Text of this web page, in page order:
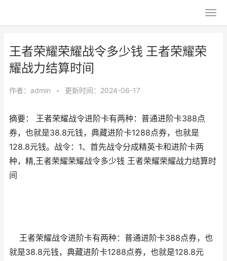
王者荣耀荣耀战令多少钱 王者荣耀荣
耀战力结算时间
作者： admin • 更新时间：2024-06-17
摘要： 王者荣耀战令进阶卡有两种：普通进阶卡388点
券，也就是38.8元钱，典藏进阶卡1288点券，也就是
128.8元钱。战令：1、首先战令分成精英卡和进阶卡两
种，精,王者荣耀荣耀战令多少钱 王者荣耀荣耀战力结算时
间
王者荣耀战令进阶卡有两种：普通进阶卡388点券，也
就是38.8元钱，典藏进阶卡1288点券，也就是128.8元